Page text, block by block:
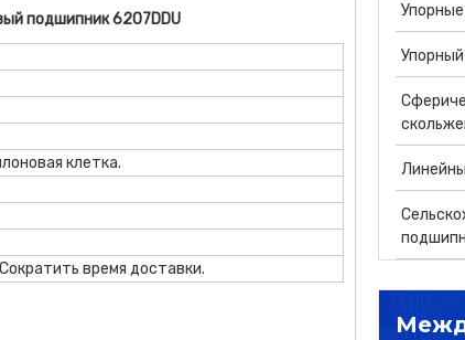
подшипник 6207DDU
клетка.
время доставки.